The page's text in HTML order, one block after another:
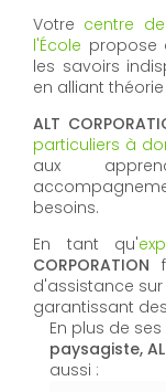
Votre centre
l'École propose
les savoirs
en alliant
ALT
particuliers à
aux
besoins.
En tant qu'
CORPORATION
d'assistance
garantissant
En plus de
paysagiste,
aussi :